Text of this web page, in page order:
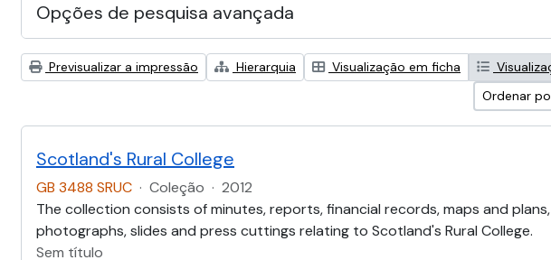
Opções de pesquisa avançada
Previsualizar a impressão Hierarquia Visualização em ficha
Ordenar
Scotland's Rural College
GB 3488 SRUC · Coleção · 2012
The collection consists of minutes, reports, financial records, maps and
photographs, slides and press cuttings relating to Scotland's Rural College.
Sem título